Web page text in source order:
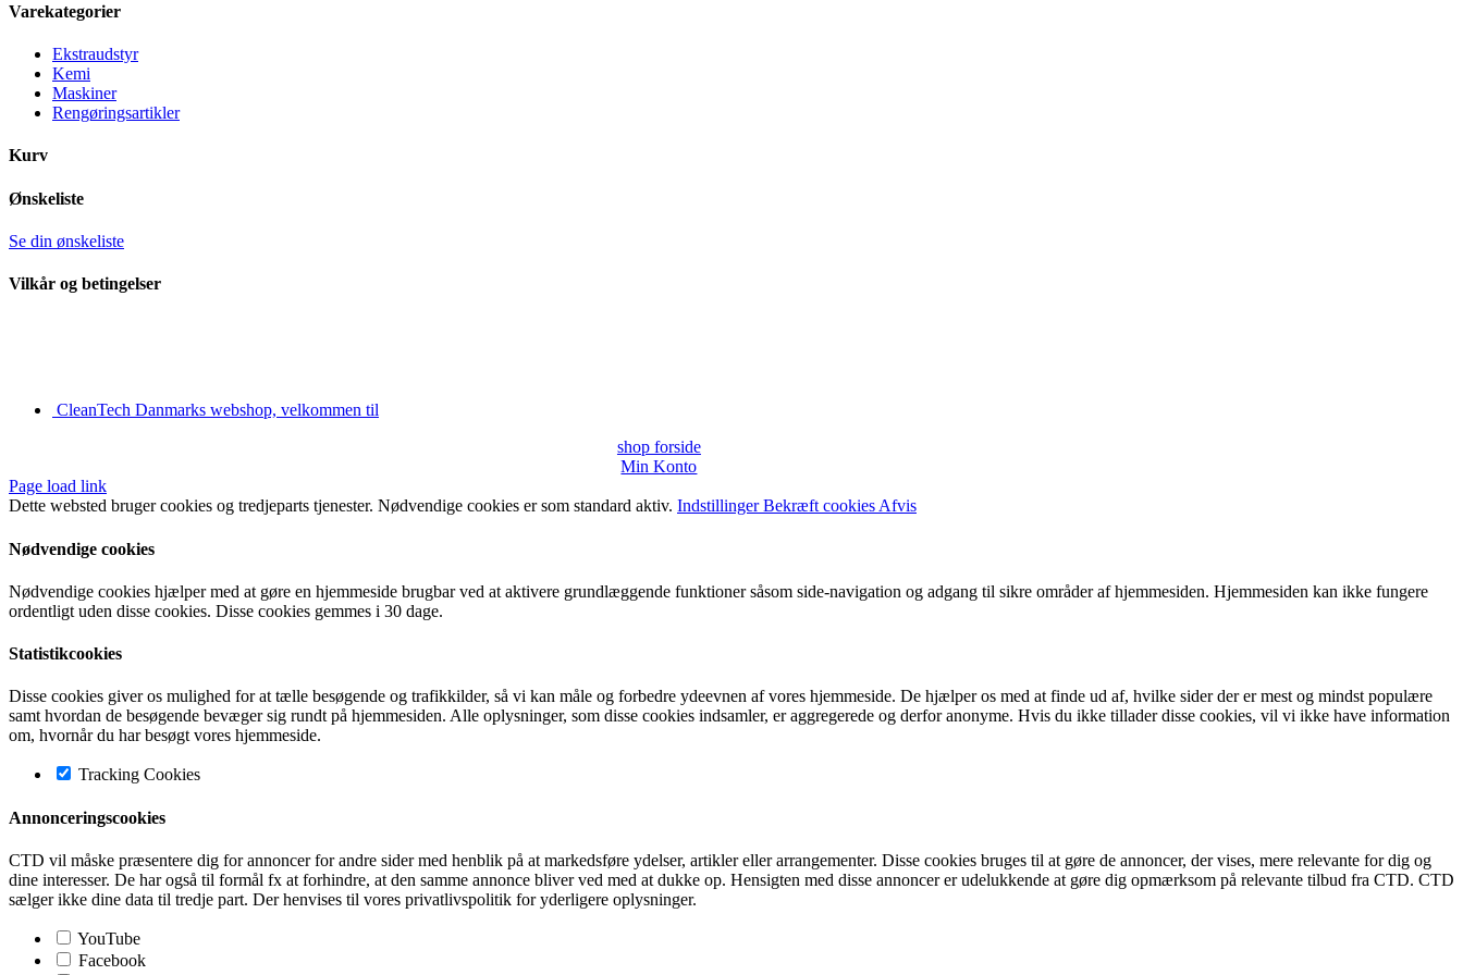
Varekategorier
Ekstraudstyr
Kemi
Maskiner
Rengøringsartikler
Kurv
Ønskeliste
Se din ønskeliste
Vilkår og betingelser
CleanTech Danmarks webshop, velkommen til
shop forside
Min Konto
Page load link
Dette websted bruger cookies og tredjeparts tjenester. Nødvendige cookies er som standard aktiv. IndstillingerBekræft cookies Afvis
Nødvendige cookies
Nødvendige cookies hjælper med at gøre en hjemmeside brugbar ved at aktivere grundlæggende funktioner såsom side-navigation og adgang til sikre områder af hjemmesiden. Hjemmesiden kan ikke fungere
ordentligt uden disse cookies. Disse cookies gemmes i 30 dage.
Statistikcookies
Disse cookies giver os mulighed for at tælle besøgende og trafikkilder, så vi kan måle og forbedre ydeevnen af vores hjemmeside. De hjælper os med at finde ud af, hvilke sider der er mest og mindst populære
samt hvordan de besøgende bevæger sig rundt på hjemmesiden. Alle oplysninger, som disse cookies indsamler, er aggregerede og derfor anonyme. Hvis du ikke tillader disse cookies, vil vi ikke have information
om, hvornår du har besøgt vores hjemmeside.
Tracking Cookies
Annonceringscookies
CTD vil måske præsentere dig for annoncer for andre sider med henblik på at markedsføre ydelser, artikler eller arrangementer. Disse cookies bruges til at gøre de annoncer, der vises, mere relevante for dig og
dine interesser. De har også til formål fx at forhindre, at den samme annonce bliver ved med at dukke op. Hensigten med disse annoncer er udelukkende at gøre dig opmærksom på relevante tilbud fra CTD. CTD
sælger ikke dine data til tredje part. Der henvises til vores privatlivspolitik for yderligere oplysninger.
YouTube
Facebook